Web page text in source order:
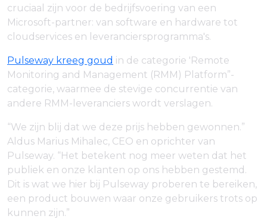
cruciaal zijn voor de bedrijfsvoering van een
Microsoft-partner: van software en hardware tot
cloudservices en leveranciersprogramma's.
Pulseway kreeg goud in de categorie 'Remote
Monitoring and Management (RMM) Platform”-
categorie, waarmee de stevige concurrentie van
andere RMM-leveranciers wordt verslagen.
“We zijn blij dat we deze prijs hebben gewonnen.”
Aldus Marius Mihalec, CEO en oprichter van
Pulseway. “Het betekent nog meer weten dat het
publiek en onze klanten op ons hebben gestemd.
Dit is wat we hier bij Pulseway proberen te bereiken,
een product bouwen waar onze gebruikers trots op
kunnen zijn.”